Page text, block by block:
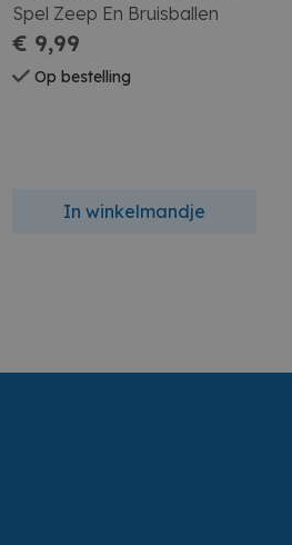
Spel Zeep En Bruisballen
€ 9,99
Op bestelling
In winkelmandje